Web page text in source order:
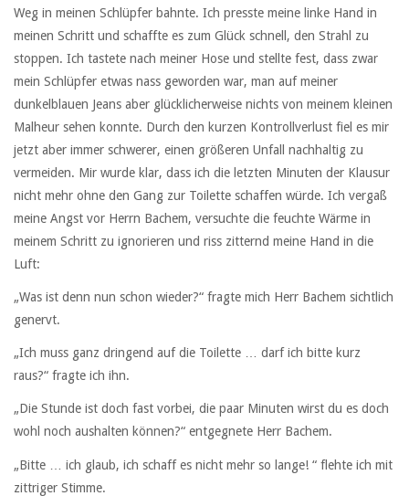
Weg in meinen Schlüpfer bahnte. Ich presste meine linke Hand in
meinen Schritt und schaffte es zum Glück schnell, den Strahl zu
stoppen. Ich tastete nach meiner Hose und stellte fest, dass zwar
mein Schlüpfer etwas nass geworden war, man auf meiner
dunkelblauen Jeans aber glücklicherweise nichts von meinem kleinen
Malheur sehen konnte. Durch den kurzen Kontrollverlust fiel es mir
jetzt aber immer schwerer, einen größeren Unfall nachhaltig zu
vermeiden. Mir wurde klar, dass ich die letzten Minuten der Klausur
nicht mehr ohne den Gang zur Toilette schaffen würde. Ich vergaß
meine Angst vor Herrn Bachem, versuchte die feuchte Wärme in
meinem Schritt zu ignorieren und riss zitternd meine Hand in die
Luft:
„Was ist denn nun schon wieder?“ fragte mich Herr Bachem sichtlich
genervt.
„Ich muss ganz dringend auf die Toilette … darf ich bitte kurz
raus?“ fragte ich ihn.
„Die Stunde ist doch fast vorbei, die paar Minuten wirst du es doch
wohl noch aushalten können?“ entgegnete Herr Bachem.
„Bitte … ich glaub, ich schaff es nicht mehr so lange! “ flehte ich mit
zittriger Stimme.